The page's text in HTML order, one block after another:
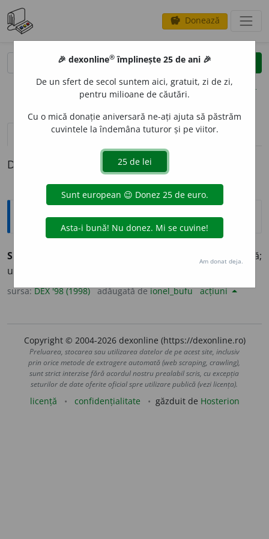
savings Donează
clear
opțiuni
definiții (1) pronunțievolume_up (17)
Definiția cu ID-ul 62945:
Explicative DEX
SEC
Fără apă, lipsit de umezeală;
uscat. –
sursa:DEX '98 (1998) adăugată deionel_bufu acțiuni
Copyright © 2004-2026 dexonline (https://dexonline.ro)
Preluarea, stocarea sau utilizarea datelor de pe acest site, inclusiv
prin orice metode de extragere automată (web scraping, crawling),
sunt strict interzise fără acordul nostru prealabil scris, cu excepția
seturilor de date oferite oficial spre utilizare publică (vezi licența).
licență confidențialitate găzduit de Hosterion
🎉 dexonline® împlinește 25 de ani 🎉
De un sfert de secol suntem aici, gratuit, zi de zi,
pentru milioane de căutări.
Cu o mică donație aniversară ne-ați ajuta să păstrăm
cuvintele la îndemâna tuturor și pe viitor.
Am donat deja.